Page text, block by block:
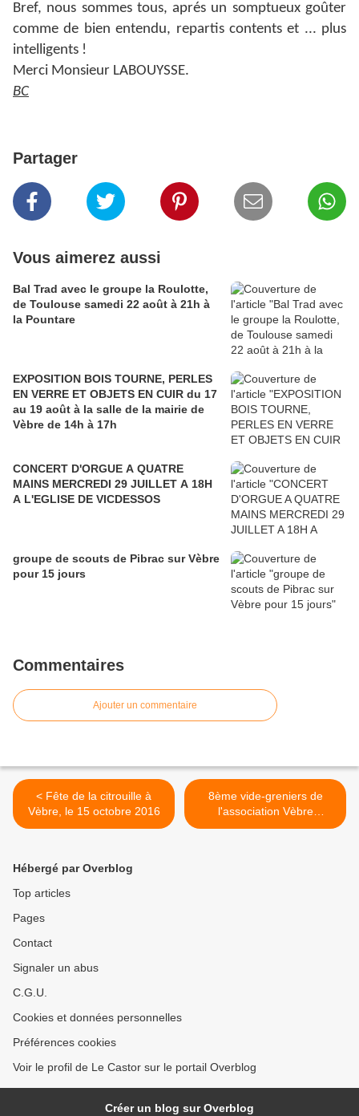
Bref, nous sommes tous, aprés un somptueux goûter
comme de bien entendu, repartis contents et ... plus
intelligents !
Merci Monsieur LABOUYSSE.
BC
Partager
Vous aimerez aussi
Bal Trad avec le groupe la Roulotte,
de Toulouse samedi 22 août à 21h à
la Pountare
EXPOSITION BOIS TOURNE, PERLES
EN VERRE ET OBJETS EN CUIR du 17
au 19 août à la salle de la mairie de
Vèbre de 14h à 17h
CONCERT D'ORGUE A QUATRE
MAINS MERCREDI 29 JUILLET A 18H
A L'EGLISE DE VICDESSOS
groupe de scouts de Pibrac sur Vèbre
pour 15 jours
Commentaires
Ajouter un commentaire
< Fête de la citrouille à
Vèbre, le 15 octobre 2016
8ème vide-greniers de
l'association Vèbre
Chemins Faisant 02 juillet
Hébergé par Overblog
Top articles
Pages
Contact
Signaler un abus
C.G.U.
Cookies et données personnelles
Préférences cookies
Voir le profil de Le Castor sur le portail Overblog
Créer un blog sur Overblog